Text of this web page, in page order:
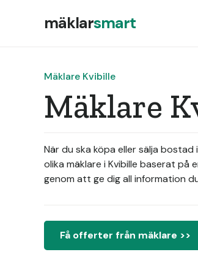
mäklarsmart
Mäklare Kvibille
Mäklare
När du ska köpa eller sälja
olika mäklare i Kvibille baserat
genom att ge dig all information
Få offerter från mäklare >>